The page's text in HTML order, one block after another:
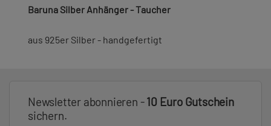
Baruna Silber Anhänger - Taucher
aus 925er Silber - handgefertigt
Newsletter abonnieren -10 Euro Gutschein
sichern.